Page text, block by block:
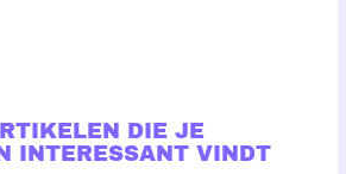
DIE JE
INTERESSANT VINDT